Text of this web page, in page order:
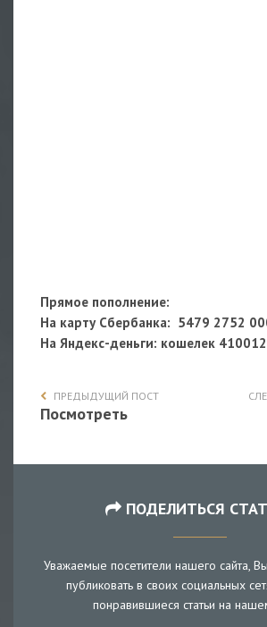
Прямое пополнение:
На карту Сбербанка: 5479 2752
На Яндекс-деньги: кошелек
ПРЕДЫДУЩИЙ ПОСТ
Посмотреть
ПОДЕЛИТЬСЯ
Уважаемые посетители нашего сайта,
публиковать в своих социальных
понравившиеся статьи на